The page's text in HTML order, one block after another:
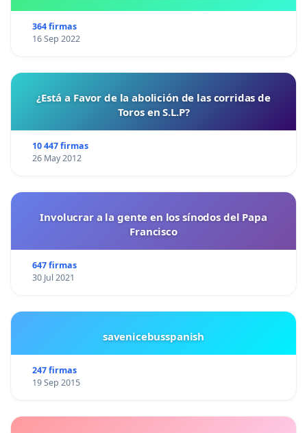
364 firmas
16 Sep 2022
¿Está a Favor de la abolición de las corridas de
Toros en S.L.P?
10 447 firmas
26 May 2012
Involucrar a la gente en los sínodos del Papa
Francisco
647 firmas
30 Jul 2021
savenicebusspanish
247 firmas
19 Sep 2015